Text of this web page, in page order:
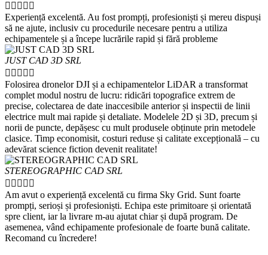
    
Experiență excelentă. Au fost prompți, profesioniști și mereu dispuși
să ne ajute, inclusiv cu procedurile necesare pentru a utiliza
echipamentele și a începe lucrările rapid și fără probleme
JUST CAD 3D SRL
    
Folosirea dronelor DJI și a echipamentelor LiDAR a transformat
complet modul nostru de lucru: ridicări topografice extrem de
precise, colectarea de date inaccesibile anterior și inspectii de linii
electrice mult mai rapide și detaliate. Modelele 2D și 3D, precum și
norii de puncte, depășesc cu mult produsele obținute prin metodele
clasice. Timp economisit, costuri reduse și calitate excepțională – cu
adevărat science fiction devenit realitate!
STEREOGRAPHIC CAD SRL
    
Am avut o experiență excelentă cu firma Sky Grid. Sunt foarte
prompți, serioși și profesioniști. Echipa este primitoare și orientată
spre client, iar la livrare m-au ajutat chiar și după program. De
asemenea, vând echipamente profesionale de foarte bună calitate.
Recomand cu încredere!